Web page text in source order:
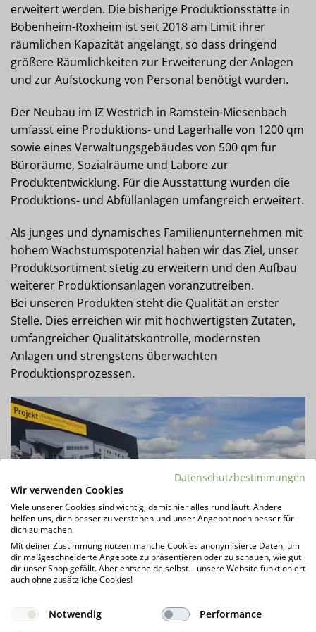
erweitert werden. Die bisherige Produktionsstätte in
Bobenheim-Roxheim ist seit 2018 am Limit ihrer
räumlichen Kapazität angelangt, so dass dringend
größere Räumlichkeiten zur Erweiterung der Anlagen
und zur Aufstockung von Personal benötigt wurden.
Der Neubau im IZ Westrich in Ramstein-Miesenbach
umfasst eine Produktions- und Lagerhalle von 1200 qm
sowie eines Verwaltungsgebäudes von 500 qm für
Büroräume, Sozialräume und Labore zur
Produktentwicklung. Für die Ausstattung wurden die
Produktions- und Abfüllanlagen umfangreich erweitert.
Als junges und dynamisches Familienunternehmen mit
hohem Wachstumspotenzial haben wir das Ziel, unser
Produktsortiment stetig zu erweitern und den Aufbau
weiterer Produktionsanlagen voranzutreiben.
Bei unseren Produkten steht die Qualität an erster
Stelle. Dies erreichen wir mit hochwertigsten Zutaten,
umfangreicher Qualitätskontrolle, modernsten
Anlagen und strengstens überwachten
Produktionsprozessen.
Datenschutzbestimmungen
Wir verwenden Cookies
Viele unserer Cookies sind wichtig, damit hier alles rund läuft. Andere
helfen uns, dich besser zu verstehen und unser Angebot noch besser für
dich zu machen.
Mit deiner Zustimmung nutzen manche Cookies anonymisierte Daten, um
dir maßgeschneiderte Angebote zu präsentieren oder zu schauen, wie gut
dir unser Shop gefällt. Aber entscheide selbst – unsere Website funktioniert
auch ohne zusätzliche Cookies!
Notwendig
Performance